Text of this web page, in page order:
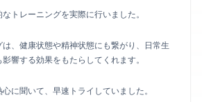
トレーニングを実際に行いました。
、健康状態や精神状態にも繋がり、日常生
響する効果をもたらしてくれます。
に聞いて、早速トライしていました。